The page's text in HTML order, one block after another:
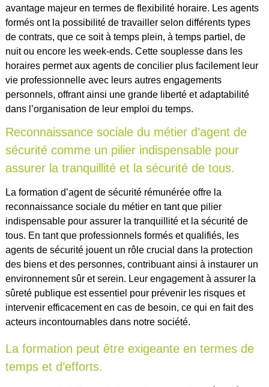
avantage majeur en termes de flexibilité horaire. Les agents
formés ont la possibilité de travailler selon différents types
de contrats, que ce soit à temps plein, à temps partiel, de
nuit ou encore les week-ends. Cette souplesse dans les
horaires permet aux agents de concilier plus facilement leur
vie professionnelle avec leurs autres engagements
personnels, offrant ainsi une grande liberté et adaptabilité
dans l’organisation de leur emploi du temps.
Reconnaissance sociale du métier d’agent de
sécurité comme un pilier indispensable pour
assurer la tranquillité et la sécurité de tous.
La formation d’agent de sécurité rémunérée offre la
reconnaissance sociale du métier en tant que pilier
indispensable pour assurer la tranquillité et la sécurité de
tous. En tant que professionnels formés et qualifiés, les
agents de sécurité jouent un rôle crucial dans la protection
des biens et des personnes, contribuant ainsi à instaurer un
environnement sûr et serein. Leur engagement à assurer la
sûreté publique est essentiel pour prévenir les risques et
intervenir efficacement en cas de besoin, ce qui en fait des
acteurs incontournables dans notre société.
La formation peut être exigeante en termes de
temps et d’efforts.